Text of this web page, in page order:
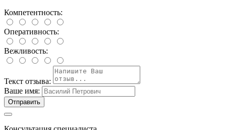
Компетентность:
Оперативность:
Вежливость:
Текст отзыва:
Ваше имя:
Отправить